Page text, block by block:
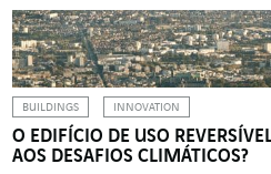
rede. A Irlanda estabeleceu uma
participação de 70% de energia
BUILDINGS INNOVATION
O EDIFÍCIO DE USO
AOS DESAFIOS CLIMÁTICOS?